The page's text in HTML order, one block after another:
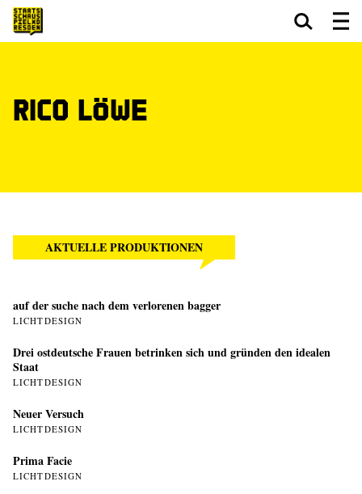
Rico Löwe
AKTUELLE PRODUKTIONEN
auf der suche nach dem verlorenen bagger
LICHTDESIGN
Drei ostdeutsche Frauen betrinken sich und gründen den idealen
Staat
LICHTDESIGN
Neuer Versuch
LICHTDESIGN
Prima Facie
LICHTDESIGN